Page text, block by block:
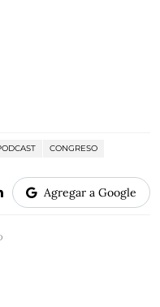
CONGRESO
Agregar a Google